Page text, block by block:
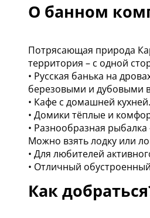
О банном
Потрясающая природа
территория – с одной
• Русская банька на
березовыми и дубовыми
• Кафе с домашней
• Домики тёплые и
• Разнообразная
Можно взять лодку или
• Для любителей
• Отличный
Как